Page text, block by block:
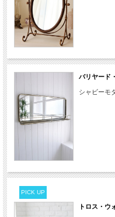
バリヤード
シャビーモ
PICK UP
トロス・ウ